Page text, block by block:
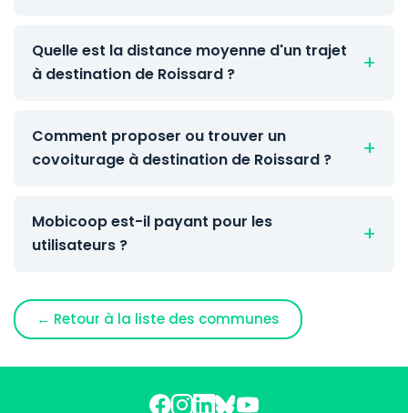
Quelle est la distance moyenne d'un trajet
à destination de Roissard ?
Comment proposer ou trouver un
covoiturage à destination de Roissard ?
Mobicoop est-il payant pour les
utilisateurs ?
← Retour à la liste des communes